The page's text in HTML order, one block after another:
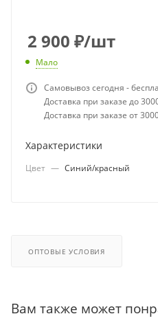
2 900 ₽/шт
Мало
Самовывоз сегодня -
Доставка при заказе до
Доставка при заказе от
Характеристики
Цвет — Синий/красный
ОПТОВЫЕ УСЛОВИЯ
Вам также может